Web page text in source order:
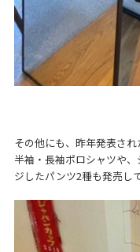
その他にも、昨年発表さ
半袖・長袖ポロシャツや
ジしたパンツ2種も発売し